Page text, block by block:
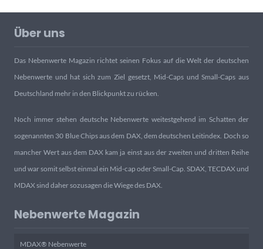
Über uns
Das Nebenwerte Magazin richtet seinen Fokus auf die Welt der deutschen
Nebenwerte und hat sich zum Ziel gesetzt, Mid-Caps und Small-Caps aus
Deutschland mehr in den Blickpunkt zu rücken.
Noch immer stehen deutsche Nebenwerte weitestgehend im Schatten der
sogenannten 30 Blue Chips aus dem DAX, dem deutschen Leitindex. Doch so
mancher Wert aus dem DAX kam ja einst aus der zweiten und dritten Reihe
und war somit selbst einmal ein Mid-cap oder Small-Cap. SDAX, TECDAX und
MDAX sind daher sozusagen die Wiege des DAX.
Nebenwerte Magazin
MDAX® Nebenwerte